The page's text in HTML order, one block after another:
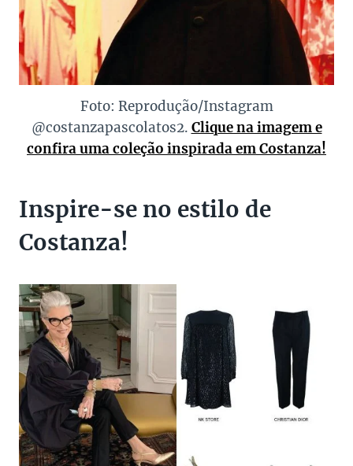
Foto: Reprodução/Instagram
@costanzapascolatos2. Clique na imagem e
confira uma coleção inspirada em Costanza!
Inspire-se no estilo de
Costanza!